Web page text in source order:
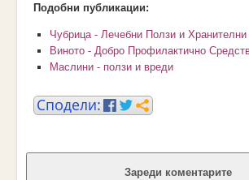
Подобни публикации:
Чубрица - Лечебни Ползи и Хранителни
Виното - Добро Профилактично
Маслини - ползи и вреди
Зареди коментарите